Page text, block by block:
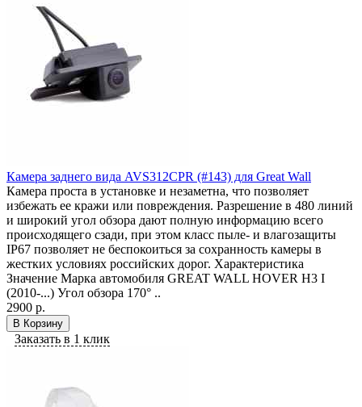
Камера заднего вида AVS312CPR (#143) для Great Wall
Камера проста в установке и незаметна, что позволяет
избежать ее кражи или повреждения. Разрешение в 480 линий
и широкий угол обзора дают полную информацию всего
происходящего сзади, при этом класс пыле- и влагозащиты
IP67 позволяет не беспокоиться за сохранность камеры в
жестких условиях российских дорог. Характеристика
Значение Марка автомобиля GREAT WALL HOVER H3 I
(2010-...) Угол обзора 170° ..
2900 р.
В Корзину
Заказать в 1 клик